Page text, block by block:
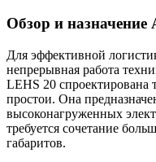
Обзор и
Для эффективной
непрерывная работа
LEHS 20 спроектирована
простои. Она
высоконагруженных
требуется сочетание
габаритов.